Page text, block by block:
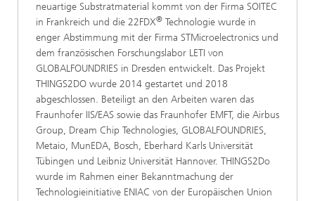
neuartige Substratmaterial kommt von der Firma SOITEC
in Frankreich und die 22FDX® Technologie wurde in
enger Abstimmung mit der Firma STMicroelectronics und
dem französischen Forschungslabor LETI von
GLOBALFOUNDRIES in Dresden entwickelt. Das Projekt
THINGS2DO wurde 2014 gestartet und 2018
abgeschlossen. Beteiligt an den Arbeiten waren das
Fraunhofer IIS/EAS sowie das Fraunhofer EMFT, die Airbus
Group, Dream Chip Technologies, GLOBALFOUNDRIES,
Metaio, MunEDA, Bosch, Eberhard Karls Universität
Tübingen und Leibniz Universität Hannover. THINGS2Do
wurde im Rahmen einer Bekanntmachung der
Technologieinitiative ENIAC von der Europäischen Union